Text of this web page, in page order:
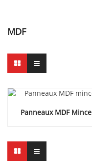
MDF
Panneaux MDF Mince